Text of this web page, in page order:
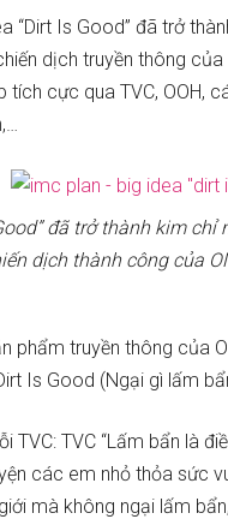
“Dirt Is Good” đã trở
dịch truyền thông của
tích cực qua TVC, OOH,
đã trở thành kim chỉ
dịch thành công của
phẩm truyền thông của
Is Good (Ngại gì lấm
TVC: TVC “Lấm bẩn là
các em nhỏ thỏa sức
mà không ngại lấm